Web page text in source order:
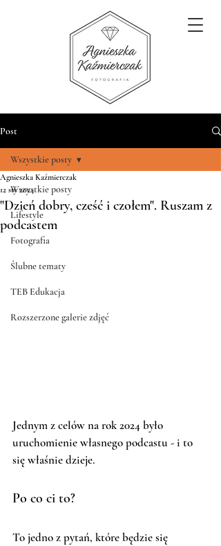
Post
Wszystkie posty
Lifestyle
Fotografia
Ślubne tematy
TEB Edukacja
Rozszerzone galerie zdjęć
Wszystkie posty
"Dzień dobry, cześć i czołem". Ruszam z
podcastem
Agnieszka Kaźmierczak
12 sty 2024
Jednym z celów na rok 2024 było
uruchomienie własnego podcastu - i to
się właśnie dzieje.
Po co ci to?
To jedno z pytań, które będzie się